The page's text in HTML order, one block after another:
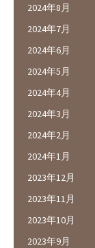
2024年8月
2024年7月
2024年6月
2024年5月
2024年4月
2024年3月
2024年2月
2024年1月
2023年12月
2023年11月
2023年10月
2023年9月